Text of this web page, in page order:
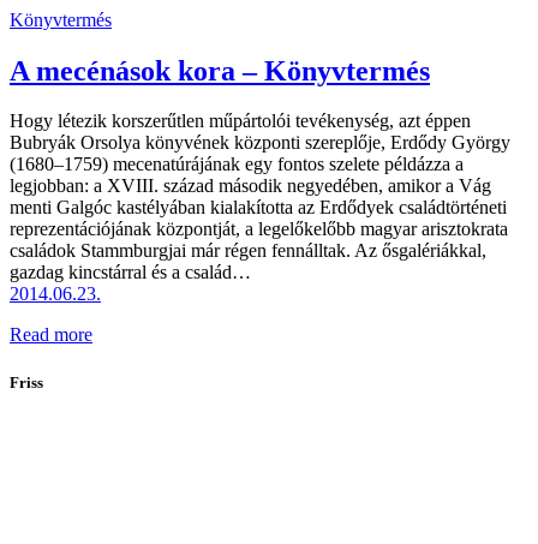
Könyvtermés
A mecénások kora – Könyvtermés
Hogy létezik korszerűtlen műpártolói tevékenység, azt éppen
Bubryák Orsolya könyvének központi szereplője, Erdődy György
(1680–1759) mecenatúrájának egy fontos szelete példázza a
legjobban: a XVIII. század második negyedében, amikor a Vág
menti Galgóc kastélyában kialakította az Erdődyek családtörténeti
reprezentációjának központját, a legelőkelőbb magyar arisztokrata
családok Stammburgjai már régen fennálltak. Az ősgalériákkal,
gazdag kincstárral és a család…
2014.06.23.
Read more
Friss